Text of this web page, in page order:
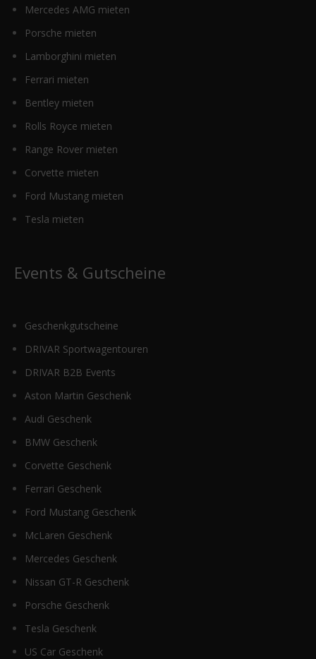
Mercedes AMG mieten
Porsche mieten
Lamborghini mieten
Ferrari mieten
Bentley mieten
Rolls Royce mieten
Range Rover mieten
Corvette mieten
Ford Mustang mieten
Tesla mieten
Events & Gutscheine
Geschenkgutscheine
DRIVAR Sportwagentouren
DRIVAR B2B Events
Aston Martin Geschenk
Audi Geschenk
BMW Geschenk
Corvette Geschenk
Ferrari Geschenk
Ford Mustang Geschenk
McLaren Geschenk
Mercedes Geschenk
Nissan GT-R Geschenk
Porsche Geschenk
Tesla Geschenk
US Car Geschenk